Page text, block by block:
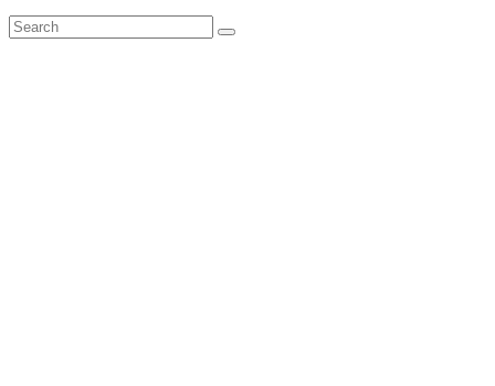
Back
To
Search
Submit